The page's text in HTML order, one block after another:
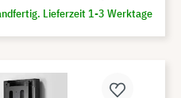
Lieferzeit 1-3 Werktage